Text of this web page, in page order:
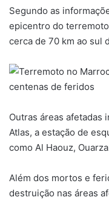
Segundo as
epicentro do
cerca de 70 km ao sul
Outras áreas afetadas
Atlas, a estação de
como Al Haouz,
Além dos mortos e
destruição nas áreas